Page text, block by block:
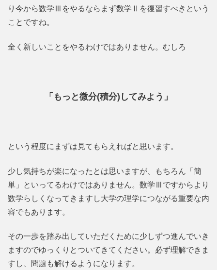
り今から数学Ⅲをやるならまず数学Ⅱを復習すべきという
ことですね。
全く新しいことをやるわけではありません。むしろ
「もっと微分(積分)してみよう」
という程度にまずは見てもらえればと思います。
少し気持ちが楽になったとは思いますが、もちろん「簡
単」といってるわけではありません。数学Ⅲですからより
数学らしくなってきますし大学の理学につながる重要な内
容でもあります。
その一歩を踏み出していただくために少しずつ進んでいき
ますのでゆっくりとついてきてください。必ず理解できま
すし、問題も解けるようになります。